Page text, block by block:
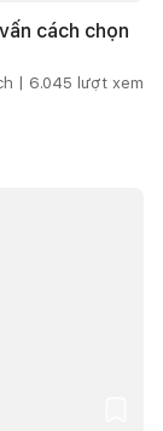
cách chọn
| 6.045 lượt xem